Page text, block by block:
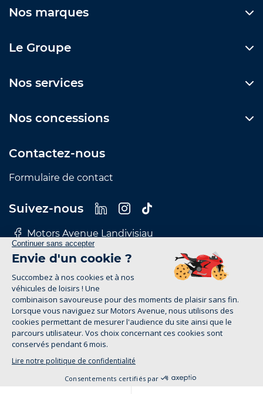
Nos marques
Le Groupe
Nos services
Nos concessions
Contactez-nous
Formulaire de contact
Suivez-nous
Motors Avenue Landivisiau
Motors Avenue Le Mans
Motors Avenue Rennes
Motors Avenue Tours